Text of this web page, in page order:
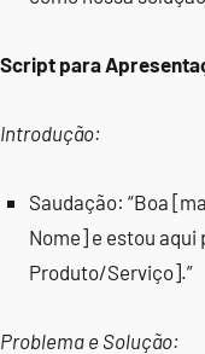
Script para
Introdução:
Saudação: “Boa
Nome] e estou aqui
Produto/Serviço].”
Problema e Solução: